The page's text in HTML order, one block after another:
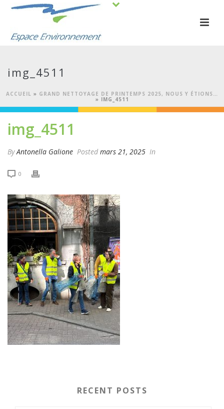
img_4511
ACCUEIL » GRAND NETTOYAGE DE PRINTEMPS 2025, NOUS Y ÉTIONS…
» IMG_4511
img_4511
ByAntonella Galione Posted mars 21, 2025 In
0
RECENT POSTS